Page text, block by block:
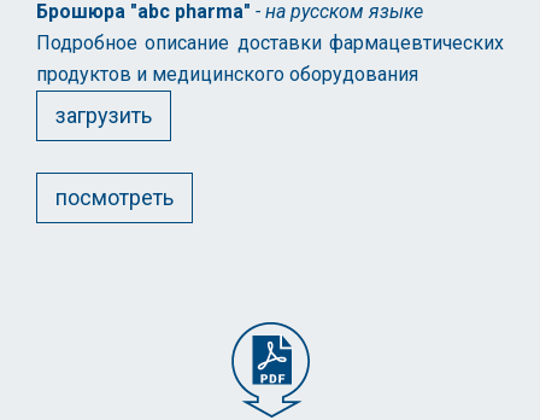
Брошюра "abc pharma" - на русском языке
Подробное описание доставки фармацевтических
продуктов и медицинского оборудования
загрузить
посмотреть